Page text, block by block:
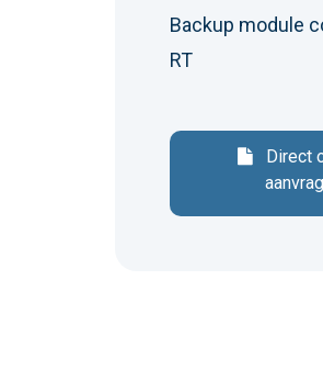
Backup module
RT
Direct